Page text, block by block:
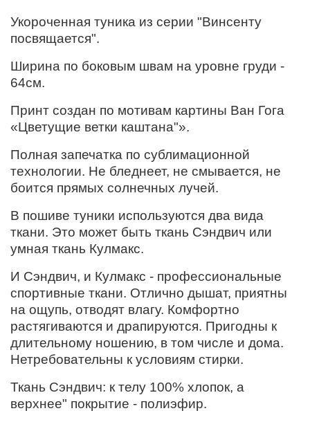
Укороченная туника из серии "Винсенту
посвящается".
Ширина по боковым швам на уровне груди -
64см.
Принт создан по мотивам картины Ван Гога
«Цветущие ветки каштана"».
Полная запечатка по сублимационной
технологии. Не бледнеет, не смывается, не
боится прямых солнечных лучей.
В пошиве туники используются два вида
ткани. Это может быть ткань Сэндвич или
умная ткань Кулмакс.
И Сэндвич, и Кулмакс - профессиональные
спортивные ткани. Отлично дышат, приятны
на ощупь, отводят влагу. Комфортно
растягиваются и драпируются. Пригодны к
длительному ношению, в том числе и дома.
Нетребовательны к условиям стирки.
Ткань Сэндвич: к телу 100% хлопок, а
верхнее" покрытие - полиэфир.